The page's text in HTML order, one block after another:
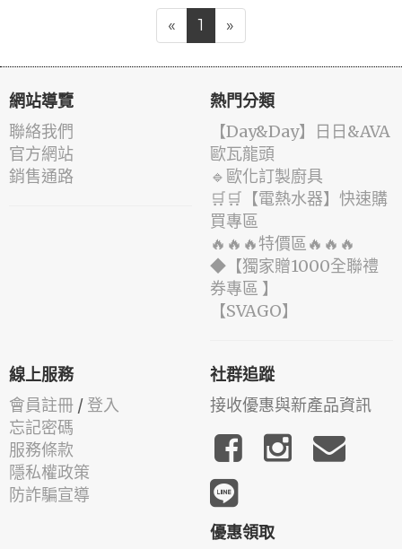
« 1 »
網站導覽
聯絡我們
官方網站
銷售通路
熱門分類
️【Day&Day】️日日&AVA
歐瓦龍頭
🔹歐化訂製廚具
🛒🛒【電熱水器】快速購
買專區
🔥🔥🔥特價區🔥🔥🔥
◆【獨家贈1000全聯禮
券專區 】
️【SVAGO】️
線上服務
會員註冊 / 登入
忘記密碼
服務條款
隱私權政策
防詐騙宣導
社群追蹤
接收優惠與新產品資訊
優惠領取